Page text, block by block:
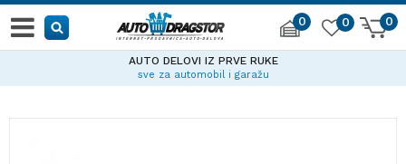
0 0
0
AUTO DELOVI IZ PRVE RUKE
sve za automobil i garažu